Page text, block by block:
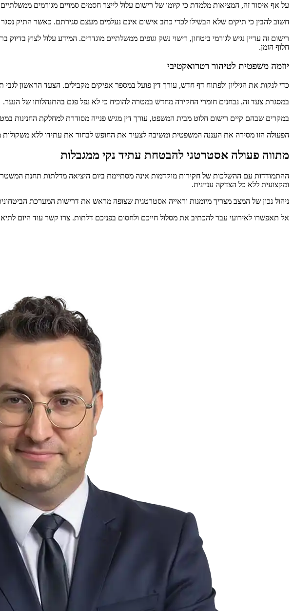
על אף איסור זה, המציאות מלמדת כי קיומו של רישום עלול לייצר חסמים סמויים מגורמים
חשוב להבין כי תיקים שלא הבשילו לכדי כתב אישום אינם נעלמים מעצם סגירתם. כאשר התיק
רישום זה עדיין נגיש לגורמי ביטחון, רישוי נשק וגופים ממשלתיים מוגדרים. המידע עלול לצוץ
חלוף הזמן.
יוזמה משפטית לטיהור רטרואקטיבי
כדי לנקות את הגיליון ולפתוח דף חדש, עורך דין פועל במספר אפיקים מקבילים. הצעד הראשון
במסגרת צעד זה, נבחנים חומרי החקירה מחדש במטרה להוכיח כי לא נפל פגם בהתנהלותו של הנער.
במקרים שבהם קיים רישום חלוט מבית המשפט, עורך דין מגיש פנייה מסודרת למחלקת החנינות
הפעולה הזו מסירה את העננה המשפטית ומשיבה לצעיר את החופש לבחור את עתידו ללא
מתווה פעולה אסטרטגי להבטחת עתיד נקי ממגבלות
ההתמודדות עם ההשלכות של חקירות מוקדמות אינה מסתיימת ביום היציאה מדלתות תחנת
ומקצועית ללא כל הצדקה עניינית.
ניהול נכון של המצב מצריך מיומנות וראייה אסטרטגית שצופה מראש את דרישות המערכת
אל תאפשרו לאירועי עבר להכתיב את מסלול חייכם ולחסום בפניכם דלתות. צרו קשר עוד היום